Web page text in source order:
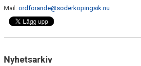
Mail: ordforande@soderkopingsik.nu
Nyhetsarkiv